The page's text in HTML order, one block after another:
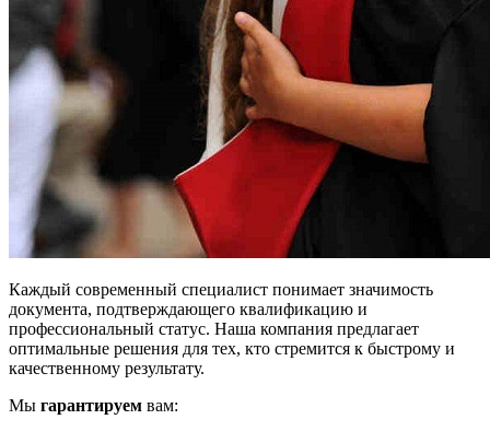
Каждый современный специалист понимает значимость
документа, подтверждающего квалификацию и
профессиональный статус. Наша компания предлагает
оптимальные решения для тех, кто стремится к быстрому и
качественному результату.
Мы гарантируем вам: